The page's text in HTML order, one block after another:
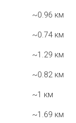
~0.96 км
~0.74 км
~1.29 км
~0.82 км
~1 км
~1.69 км